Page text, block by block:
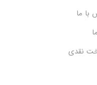
با ما
نقدی